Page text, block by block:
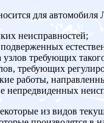
для автомобиля
неисправностей;
подверженных
узлов требующих
требующих
работы,
непредвиденных
из видов